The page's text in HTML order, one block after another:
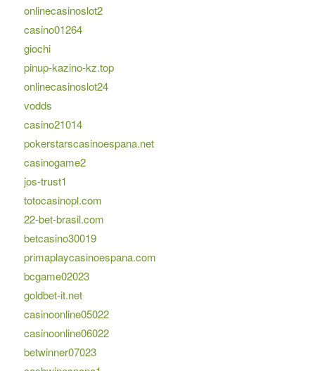
onlinecasinoslot2
casino01264
giochi
pinup-kazino-kz.top
onlinecasinoslot24
vodds
casino21014
pokerstarscasinoespana.net
casinogame2
jos-trust1
totocasinopl.com
22-bet-brasil.com
betcasino30019
primaplaycasinoespana.com
bcgame02023
goldbet-it.net
casinoonline05022
casinoonline06022
betwinner07023